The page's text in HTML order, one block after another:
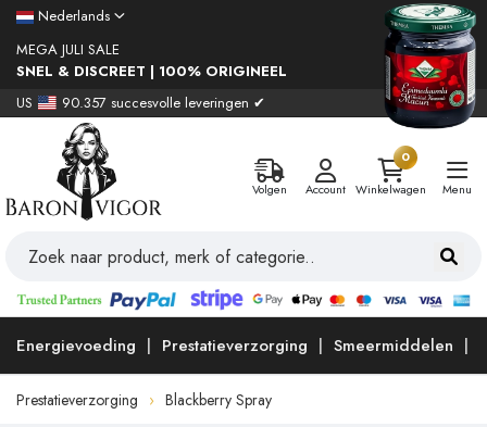
Nederlands
MEGA JULI SALE
SNEL & DISCREET | 100% ORIGINEEL
US
90.357 succesvolle leveringen ✔
Volgen Account
0
Winkelwagen
Menu
Energievoeding Prestatieverzorging Smeermiddelen
Prestatieverzorging Blackberry Spray